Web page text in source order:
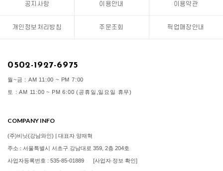
공지사항 이용안내 이용약관
개인정보처리방침 주문조회 픽업매장안내
0502-1927-6975
월~금 : AM 11:00 ~ PM 7:00
토 : AM 11:00 ~ PM 6:00 (공휴일,일요일 휴무)
COMPANY INFO
(주)비닛(강남와인) | 대표자 양재혁
주소 : 서울특별시 서초구 강남대로 359, 2층 204호
사업자등록번호 : 535-85-01889 [사업자 정보 확인]